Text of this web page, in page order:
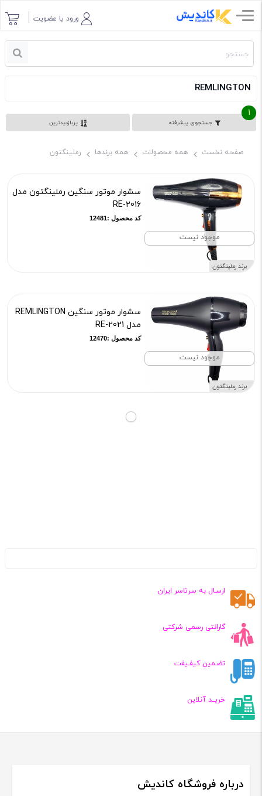
ورود یا عضویت
REMLINGTON
جستجوی پیشرفته
1
پربازدیدترین
صفحه نخست همه محصولات همه برندها رملینگتون
موجود نیست
برند رملینگتون
سشوار موتور سنگین رملینگتون مدل
RE-2016
کد محصول :12481
موجود نیست
برند رملینگتون
سشوار موتور سنگین REMLINGTON
مدل RE-2021
کد محصول :12470
ارسـال به سرتاسر ایران
گارانتی رسمی شرکتی
تضـمین کیفـیفت
خریــد آنلاین
درباره فروشگاه کاندیش